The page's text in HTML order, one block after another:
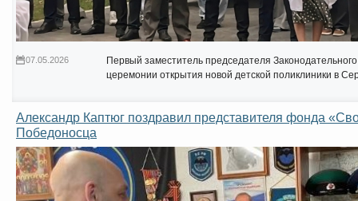
07.05.2026
Первый заместитель председателя
церемонии открытия новой детской поликлиники в
Александр Каптюг поздравил представителя фонда
Победоносца